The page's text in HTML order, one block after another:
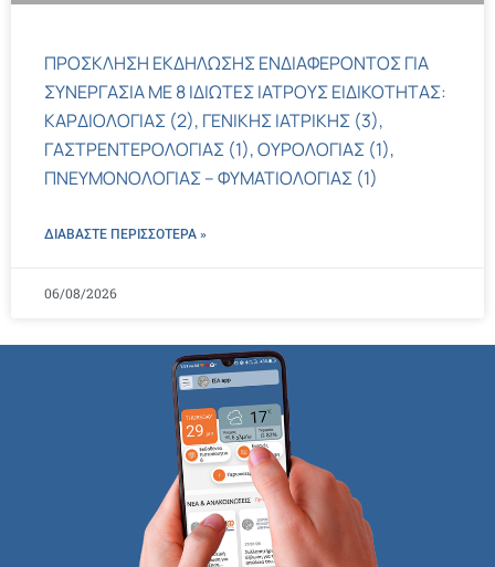
ΠΡΟΣΚΛΗΣΗ ΕΚΔΗΛΩΣΗΣ ΕΝΔΙΑΦΕΡΟΝΤΟΣ ΓΙΑ
ΣΥΝΕΡΓΑΣΙΑ ΜΕ 8 ΙΔΙΩΤΕΣ ΙΑΤΡΟΥΣ ΕΙΔΙΚΟΤΗΤΑΣ:
ΚΑΡΔΙΟΛΟΓΙΑΣ (2), ΓΕΝΙΚΗΣ ΙΑΤΡΙΚΗΣ (3),
ΓΑΣΤΡΕΝΤΕΡΟΛΟΓΙΑΣ (1), ΟΥΡΟΛΟΓΙΑΣ (1),
ΠΝΕΥΜΟΝΟΛΟΓΙΑΣ – ΦΥΜΑΤΙΟΛΟΓΙΑΣ (1)
ΔΙΑΒΑΣΤΕ ΠΕΡΙΣΣΌΤΕΡΑ »
06/08/2026